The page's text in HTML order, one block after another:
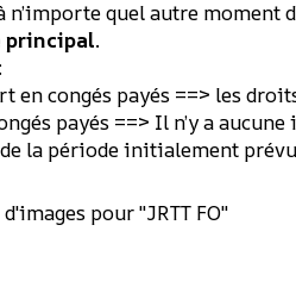
n’importe quel autre moment
principal.
en congés payés ==> les
payés ==> Il n’y a
la période initialement